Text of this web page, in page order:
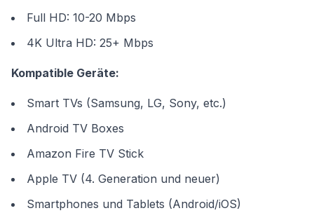
Full HD: 10-20 Mbps
4K Ultra HD: 25+ Mbps
Kompatible Geräte:
Smart TVs (Samsung, LG, Sony, etc.)
Android TV Boxes
Amazon Fire TV Stick
Apple TV (4. Generation und neuer)
Smartphones und Tablets (Android/iOS)